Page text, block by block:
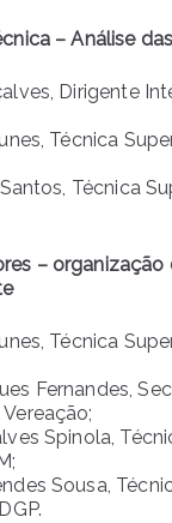
– Análise
Dirigente
Técnica
Técnica
–
Técnica
Fernandes,
Spinola,
Sousa,